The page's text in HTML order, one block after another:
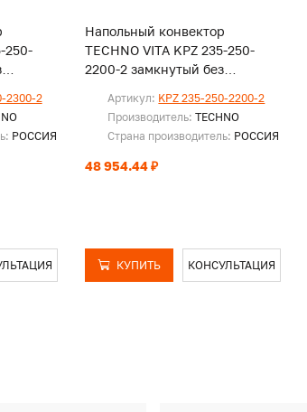
250-
2300-2
РОССИЯ
Напольный конвектор
TECHNO VITA KPZ 235-250-
2200-2 замкнутый без
Артикул: KPZ 235-250-2200-2
Производитель:TECHNO
Страна производитель: РОССИЯ
48 954.44 ₽
КУПИТЬ КОНСУЛЬТАЦИЯ